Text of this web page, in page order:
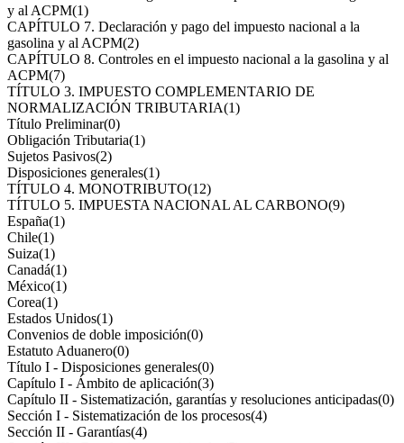
y al ACPM(1)
CAPÍTULO 7. Declaración y pago del impuesto nacional a la
gasolina y al ACPM(2)
CAPÍTULO 8. Controles en el impuesto nacional a la gasolina y al
ACPM(7)
TÍTULO 3. IMPUESTO COMPLEMENTARIO DE
NORMALIZACIÓN TRIBUTARIA(1)
Título Preliminar(0)
Obligación Tributaria(1)
Sujetos Pasivos(2)
Disposiciones generales(1)
TÍTULO 4. MONOTRIBUTO(12)
TÍTULO 5. IMPUESTA NACIONAL AL CARBONO(9)
España(1)
Chile(1)
Suiza(1)
Canadá(1)
México(1)
Corea(1)
Estados Unidos(1)
Convenios de doble imposición(0)
Estatuto Aduanero(0)
Título I - Disposiciones generales(0)
Capítulo I - Ámbito de aplicación(3)
Capítulo II - Sistematización, garantías y resoluciones anticipadas(0)
Sección I - Sistematización de los procesos(4)
Sección II - Garantías(4)